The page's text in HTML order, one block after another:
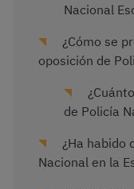
Nacional
¿Cómo se
oposición de
de Policía
¿Ha habido
Nacional en la